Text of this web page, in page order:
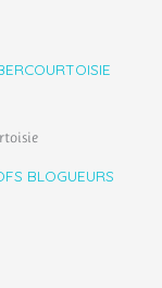
BLOGUEURS